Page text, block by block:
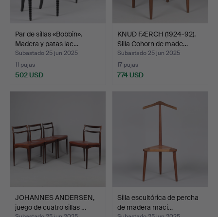
Par de sillas «Bobbin».
Madera y patas lac…
Subastado 25 jun 2025
11 pujas
502 USD
KNUD FÆRCH (1924-92).
Silla Cohorn de made…
Subastado 25 jun 2025
17 pujas
774 USD
JOHANNES ANDERSEN,
juego de cuatro sillas …
Silla escultórica de percha
de madera maci…